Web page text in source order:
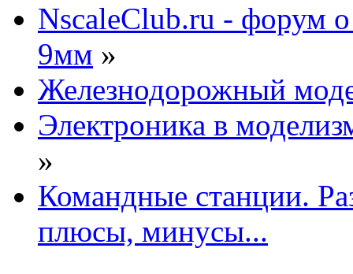
NscaleClub.ru - форум
9мм »
Железнодорожный
Электроника в
»
Командные станции.
плюсы, минусы...